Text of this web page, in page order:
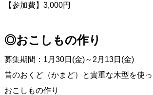
【参加費】3,000円
◎おこしもの作り
募集期間：1月30日(金)～2月13日(金)
昔のおくど（かまど）と貴重な木型を使
おこしもの作り